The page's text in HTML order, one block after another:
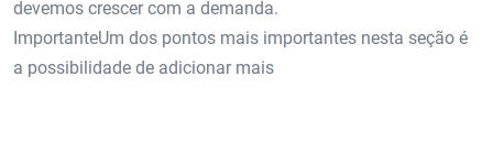
devemos crescer com a demanda.
ImportanteUm dos pontos mais importantes nesta seção é
a possibilidade de adicionar mais